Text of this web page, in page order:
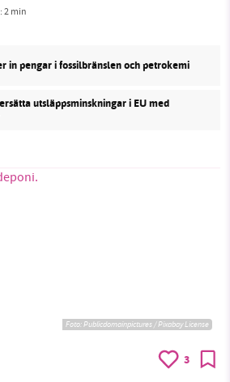
2 min
in pengar i fossilbränslen och petrokemi
utsläppsminskningar i EU med
Foto:Publicdomainpictures / Pixabay License
3